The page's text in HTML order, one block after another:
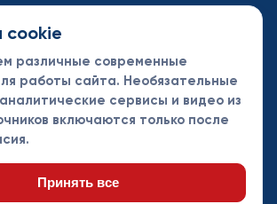
95
Турниры
Контакты
партнеры
cookie
различные современные
работы сайта. Необязательные
сервисы и видео из
включаются только после
Принять все